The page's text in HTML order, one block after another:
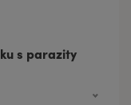
s parazity